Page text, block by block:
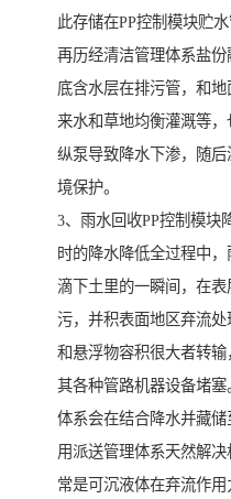
此存储在PP控制模块贮
再历经清洁管理体系盐
底含水层在排污管，和
来水和草地均衡灌溉等
纵泵导致降水下渗，随
境保护。
3、雨水回收PP控制模块
时的降水降低全过程中
滴下土里的一瞬间，在
污，并积表面地区弃流
和悬浮物容积很大者转
其各种管路机器设备堵
体系会在结合降水并藏
用派送管理体系天然解
常是可沉液体在弃流作